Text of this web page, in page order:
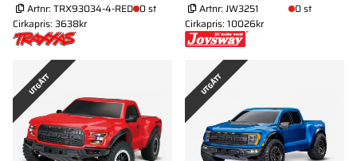
Artnr: TRX93034-4-RED 0 st
Cirkapris: 3638kr
Artnr: JW3251
0 st
Cirkapris: 10026kr
UTGÅTT UTGÅTT